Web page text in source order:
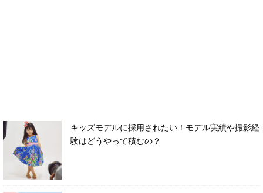
キッズモデルに採用されたい！モデル実績や撮影経
験はどうやって積むの？